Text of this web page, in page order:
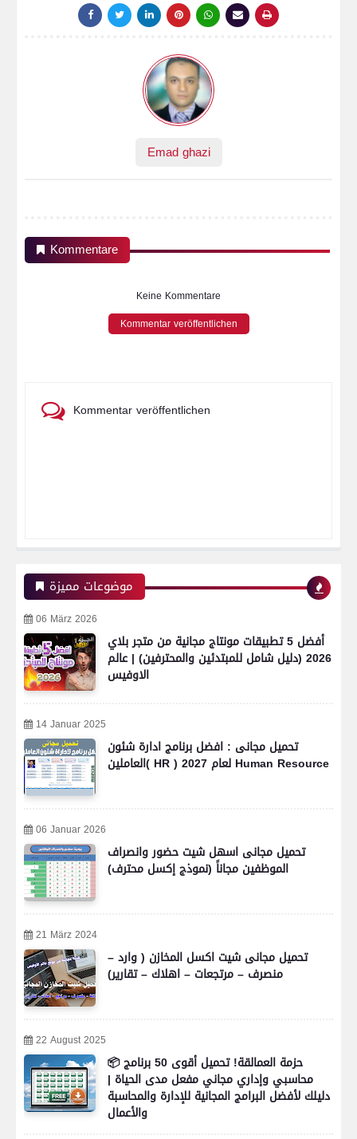
Emad ghazi
Kommentare
Keine Kommentare
Kommentar veröffentlichen
Kommentar veröffentlichen
موضوعات مميزة
06 März 2026
أفضل 5 تطبيقات مونتاج مجانية من متجر بلاي
2026 (دليل شامل للمبتدئين والمحترفين) | عالم
الاوفيس
14 Januar 2025
تحميل مجانى : افضل برنامج ادارة شئون
العاملين( HR ) لعام 2027 Human Resource
06 Januar 2026
تحميل مجانى اسهل شيت حضور وانصراف
الموظفين مجاناً (نموذج إكسل محترف)
21 März 2024
تحميل مجانى شيت اكسل المخازن ( وارد –
منصرف – مرتجعات – اهلاك – تقارير)
22 August 2025
📦 حزمة العمالقة! تحميل أقوى 50 برنامج
محاسبي وإداري مجاني مفعل مدى الحياة |
دليلك لأفضل البرامج المجانية للإدارة والمحاسبة
والأعمال